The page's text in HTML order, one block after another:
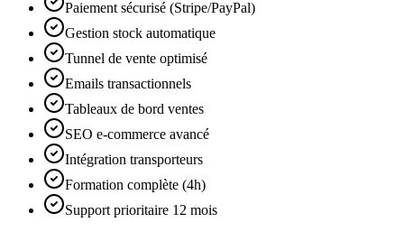
Paiement sécurisé (Stripe/PayPal)
Gestion stock automatique
Tunnel de vente optimisé
Emails transactionnels
Tableaux de bord ventes
SEO e-commerce avancé
Intégration transporteurs
Formation complète (4h)
Support prioritaire 12 mois